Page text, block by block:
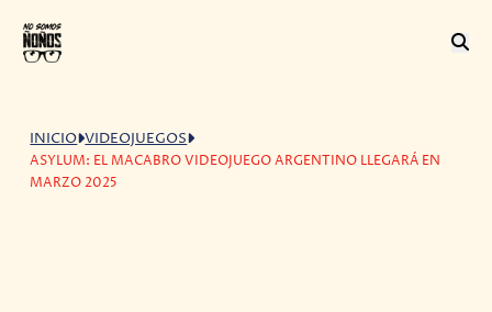
INICIO VIDEOJUEGOS
ASYLUM: EL MACABRO VIDEOJUEGO ARGENTINO LLEGARÁ EN
MARZO 2025